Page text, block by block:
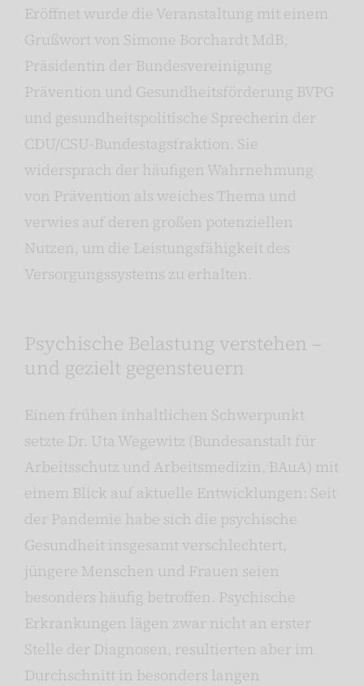
Eröffnet wurde die Veranstaltung mit einem
Grußwort von Simone Borchardt MdB,
Präsidentin der Bundesvereinigung
Prävention und Gesundheitsförderung BVPG
und gesundheitspolitische Sprecherin der
CDU/CSU-Bundestagsfraktion. Sie
widersprach der häufigen Wahrnehmung
von Prävention als weiches Thema und
verwies auf deren großen potenziellen
Nutzen, um die Leistungsfähigkeit des
Versorgungssystems zu erhalten.
Psychische Belastung verstehen –
und gezielt gegensteuern
Einen frühen inhaltlichen Schwerpunkt
setzte Dr. Uta Wegewitz (Bundesanstalt für
Arbeitsschutz und Arbeitsmedizin, BAuA) mit
einem Blick auf aktuelle Entwicklungen: Seit
der Pandemie habe sich die psychische
Gesundheit insgesamt verschlechtert,
jüngere Menschen und Frauen seien
besonders häufig betroffen. Psychische
Erkrankungen lägen zwar nicht an erster
Stelle der Diagnosen, resultierten aber im
Durchschnitt in besonders langen